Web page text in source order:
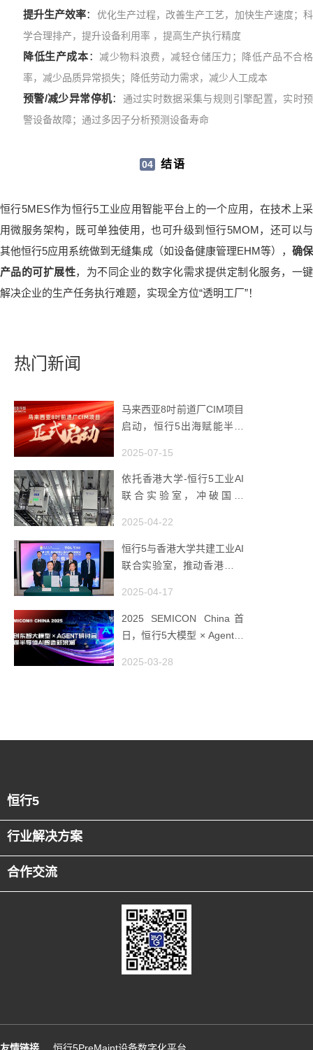
提升生产效率： 优化生产过程，改善生产工艺，加快生产速度；科
学合理排产，提升设备利用率 ，提高生产执行精度
降低生产成本： 减少物料浪费，减轻仓储压力；降低产品不合格
率，减少品质异常损失；降低劳动力需求，减少人工成本
预警/减少异常停机： 通过实时数据采集与规则引擎配置，实时预
警设备故障；通过多因子分析预测设备寿命
04 结语
恒行5MES作为恒行5工业应用智能平台上的一个应用，在技术上采
用微服务架构，既可单独使用，也可升级到恒行5MOM，还可以与
其他恒行5应用系统做到无缝集成（如设备健康管理EHM等）， 确保
产品的可扩展性，为不同企业的数字化需求提供定制化服务，一键
解决企业的生产任务执行难题，实现全方位“透明工厂”！
热门新闻
马来西亚8吋前道厂CIM项目
启动，恒行5出海赋能半导
2025-07-15
依托香港大学-恒行5工业AI
联合实验室，冲破国产
2025-04-22
恒行5与香港大学共建工业AI
联合实验室，推动香港成为
2025-04-17
2025 SEMICON China首
日，恒行5大模型 × Agent研
潮
2025-03-28
恒行5
行业解决方案
合作交流
友情链接 恒行5PreMaint设备数字化平台